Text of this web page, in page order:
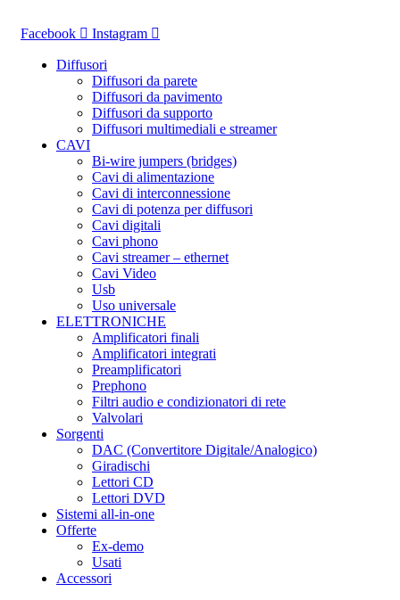
Facebook Instagram
Diffusori
Diffusori da parete
Diffusori da pavimento
Diffusori da supporto
Diffusori multimediali e streamer
CAVI
Bi-wire jumpers (bridges)
Cavi di alimentazione
Cavi di interconnessione
Cavi di potenza per diffusori
Cavi digitali
Cavi phono
Cavi streamer – ethernet
Cavi Video
Usb
Uso universale
ELETTRONICHE
Amplificatori finali
Amplificatori integrati
Preamplificatori
Prephono
Filtri audio e condizionatori di rete
Valvolari
Sorgenti
DAC (Convertitore Digitale/Analogico)
Giradischi
Lettori CD
Lettori DVD
Sistemi all-in-one
Offerte
Ex-demo
Usati
Accessori